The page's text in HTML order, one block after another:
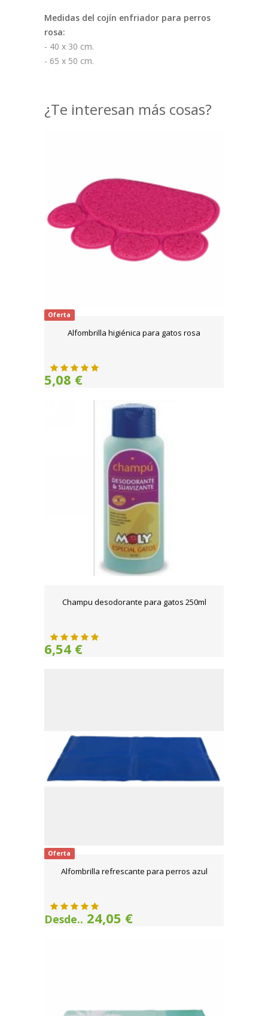
Medidas del cojín enfriador para perros
rosa:
- 40 x 30 cm.
- 65 x 50 cm.
¿Te interesan más cosas?
Oferta
Alfombrilla higiénica para gatos rosa
5,08 €
Champu desodorante para gatos 250ml
6,54 €
Oferta
Alfombrilla refrescante para perros azul
Desde.. 24,05 €